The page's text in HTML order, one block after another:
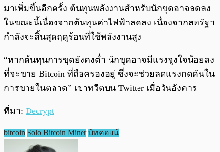
มาเพิ่มขึ้นอีกครั้ง ต้นทุนพลังงานสำหรับนักขุดอาจลดลง
ในขณะนี้เนื่องจากต้นทุนค่าไฟฟ้าลดลง เนื่องจากสหรัฐฯ
กำลังจะสิ้นสุดฤดูร้อนที่ใช้พลังงานสูง
“หากต้นทุนการขุดยังคงต่ำ นักขุดอาจมีแรงจูงใจน้อยลง
ที่จะขาย Bitcoin ที่ถือครองอยู่ ซึ่งจะช่วยลดแรงกดดันใน
การขายในตลาด” เขาทวีตบน Twitter เมื่อวันอังคาร
ที่มา: Decrypt
bitcoin Solo Bitcoin Miner บิทคอยน์